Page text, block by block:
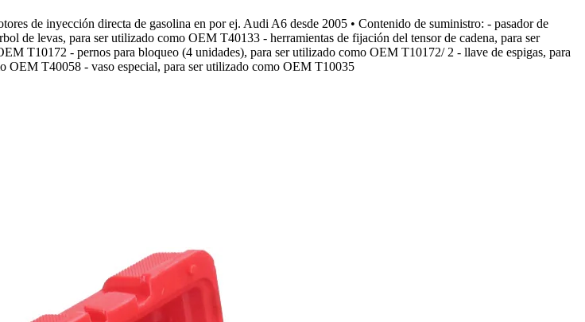
de inyección directa de gasolina en por ej. Audi A6 desde 2005 • Contenido de suministro: - pasador de
de levas, para ser utilizado como OEM T40133 - herramientas de fijación del tensor de cadena, para ser
T10172 - pernos para bloqueo (4 unidades), para ser utilizado como OEM T10172/ 2 - llave de espigas, para
OEM T40058 - vaso especial, para ser utilizado como OEM T10035